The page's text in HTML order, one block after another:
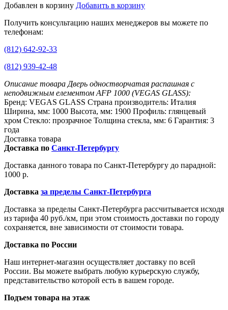
Добавлен в корзину Добавить в корзину
Получить консультацию наших менеджеров вы можете по
телефонам:
(812) 642-92-33
(812) 939-42-48
Описание товара Дверь одностворчатая распашная с
неподвижным елементом AFP 1000 (VEGAS GLASS):
Бренд: VEGAS GLASS Страна производитель: Италия
Ширина, мм: 1000 Высота, мм: 1900 Профиль: глянцевый
хром Стекло: прозрачное Толщина стекла, мм: 6 Гарантия: 3
года
Доставка товара
Доставка по Санкт-Петербургу
Доставка данного товара по Санкт-Петербургу до парадной:
1000 р.
Доставка за пределы Санкт-Петербурга
Доставка за пределы Санкт-Петербурга рассчитывается исходя
из тарифа 40 руб./км, при этом стоимость доставки по городу
сохраняется, вне зависимости от стоимости товара.
Доставка по России
Наш интернет-магазин осуществляет доставку по всей
России. Вы можете выбрать любую курьерскую службу,
представительство которой есть в вашем городе.
Подъем товара на этаж